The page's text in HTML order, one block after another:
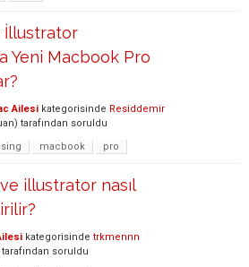
İllustrator
Yeni Macbook Pro
Ailesi kategorisinde Residdemir
tarafından soruldu
macbook pro
illustrator nasıl
kategorisinde trkmennn
tarafından soruldu